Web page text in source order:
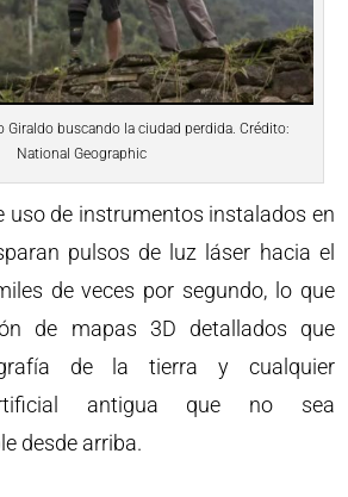
Giraldo buscando la ciudad perdida. Crédito:
National Geographic
uso de instrumentos instalados en
pulsos de luz láser hacia el
de veces por segundo, lo que
de mapas 3D detallados que
de la tierra y cualquier
antigua que no sea
desde arriba.